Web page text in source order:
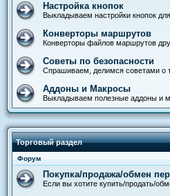
Настройка кнопок
Выкладываем настройки кнопок
Конверторы маршрутов
Конверторы файлов маршрутов
Советы по безопасности
Спрашиваем, делимся советами о
Аддоны и Макросы
Выкладываем полезные аддоны и
Торговый раздел
Форум
Покупка/продажа/обмен
Если вы хотите купить/продать/